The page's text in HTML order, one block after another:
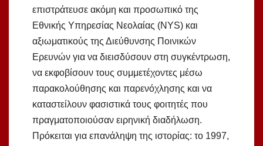
επιστράτευσε ακόμη και προσωπικό της
Εθνικής Υπηρεσίας Νεολαίας (NYS) και
αξιωματικούς της Διεύθυνσης Ποινικών
Ερευνών για να διεισδύσουν στη συγκέντρωση,
να εκφοβίσουν τους συμμετέχοντες μέσω
παρακολούθησης και παρενόχλησης και να
καταστείλουν φασιστικά τους φοιτητές που
πραγματοποιούσαν ειρηνική διαδήλωση.
Πρόκειται για επανάληψη της ιστορίας: το 1997,